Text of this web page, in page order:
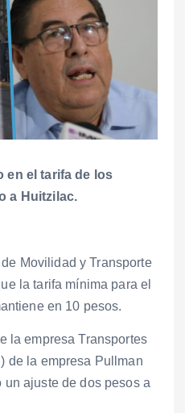
en el tarifa de los
a Huitzilac.
Movilidad y Transporte
la tarifa mínima para el
en 10 pesos.
la empresa Transportes
de la empresa Pullman
ajuste de dos pesos a